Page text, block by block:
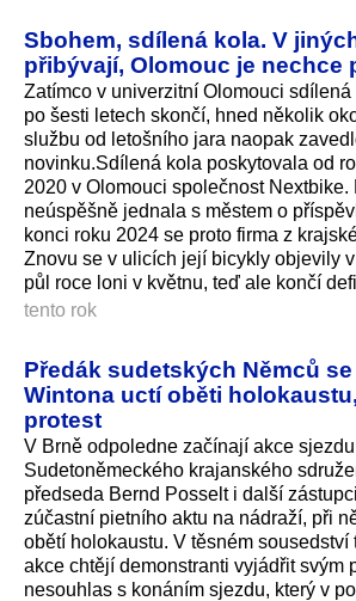
Sbohem, sdílená kola. V
přibývají, Olomouc je nechce
Zatímco v univerzitní Olomouci
po šesti letech skončí, hned několik
službu od letošního jara naopak
novinku.Sdílená kola poskytovala od
2020 v Olomouci společnost Nextbike.
neúspěšně jednala s městem o
konci roku 2024 se proto firma z
Znovu se v ulicích její bicykly objevily
půl roce loni v květnu, teď ale končí
tento rok
Předák sudetských Němců
Wintona uctí oběti
protest
V Brně odpoledne začínají akce sjezdu
Sudetoněmeckého krajanského
předseda Bernd Posselt i další
zúčastní pietního aktu na nádraží, při
obětí holokaustu. V těsném sousedství
akce chtějí demonstranti vyjádřit svým
nesouhlas s konáním sjezdu, který v